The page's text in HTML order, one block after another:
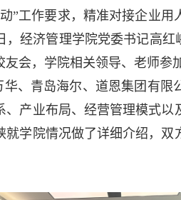
”工作要求，精准对接企业
，经济管理学院党委书记高
会，学院相关领导、老师参
、青岛海尔、 道恩集团有限
产业布局、经营管理模式以
学院情况做了详细介绍，